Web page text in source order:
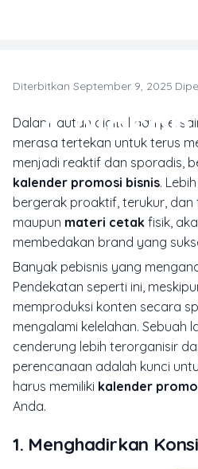
4
Diterbitkan September 9, 2025·
Dalam lautan digital dan
merasa tertekan untuk terus
menjadi reaktif dan sporadis,
kalender promosi bisnis.
bergerak proaktif, terukur, dan
maupun materi cetak fisik,
membedakan brand yang
Banyak pebisnis yang
Pendekatan seperti ini,
memproduksi konten secara
mengalami kelelahan. Sebuah
cenderung lebih terorganisir
perencanaan adalah kunci
harus memiliki kalender
Anda.
1. Menghadirkan